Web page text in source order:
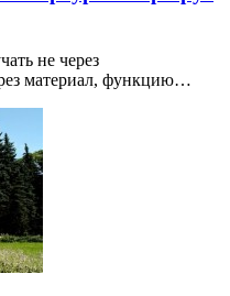
не через
материал, функцию…